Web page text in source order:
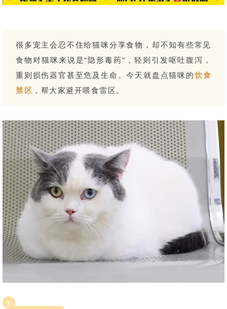
很多宠主会忍不住给猫咪分享食物，却不知有些常见
食物对猫咪来说是“隐形毒药”，轻则引发呕吐腹泻，
重则损伤器官甚至危及生命。今天就盘点猫咪的饮食
禁区 ，帮大家避开喂食雷区。
1